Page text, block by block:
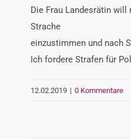
Die Frau Landesrätin
Strache
einzustimmen und nach
Ich fordere Strafen für
12.02.2019 | 0 Kommentare